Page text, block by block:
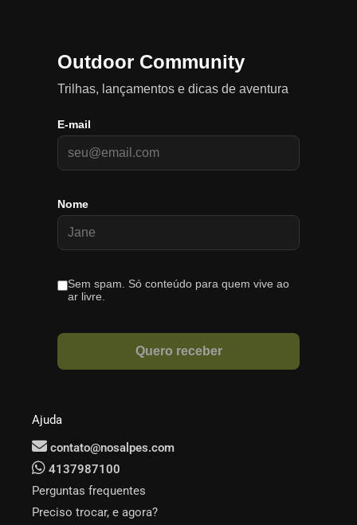
Ajuda
contato@nosalpes.com
4137987100
Perguntas frequentes
Preciso trocar, e agora?